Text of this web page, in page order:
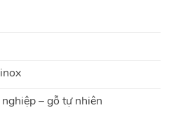
– gỗ tự nhiên